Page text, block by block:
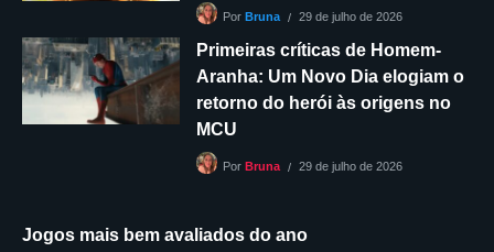
Por Bruna 29 de julho de 2026
Primeiras críticas de Homem-
Aranha: Um Novo Dia elogiam o
retorno do herói às origens no
MCU
Por Bruna 29 de julho de 2026
Jogos mais bem avaliados do ano